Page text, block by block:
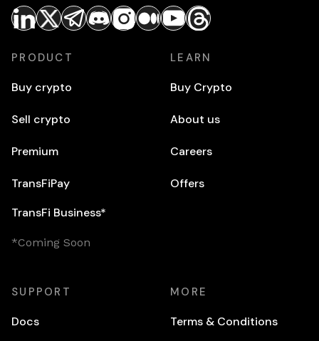
PRODUCT
Buy crypto
Sell crypto
Premium
TransFiPay
TransFi Business*
*Coming Soon
LEARN
Buy Crypto
About us
Careers
Offers
SUPPORT
Docs
MORE
Terms & Conditions